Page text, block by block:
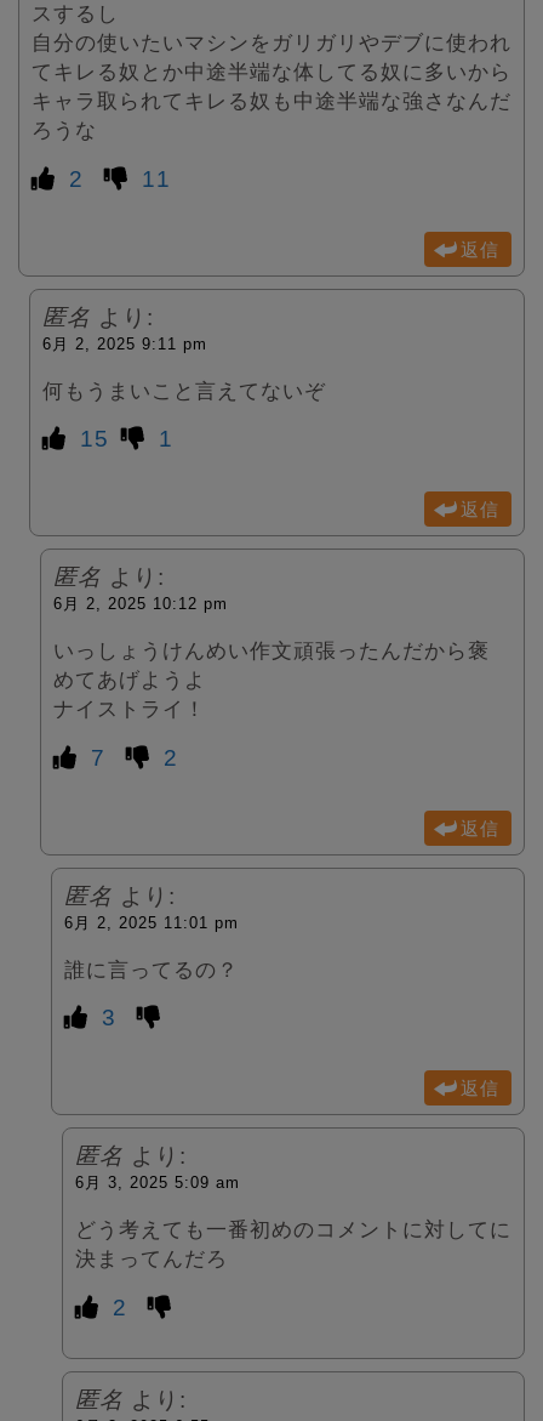
スするし
自分の使いたいマシンをガリガリやデブに使われ
てキレる奴とか中途半端な体してる奴に多いから
キャラ取られてキレる奴も中途半端な強さなんだ
ろうな
2 11
返信
匿名 より:
6月 2, 2025 9:11 pm
何もうまいこと言えてないぞ
15 1
返信
匿名 より:
6月 2, 2025 10:12 pm
いっしょうけんめい作文頑張ったんだから褒
めてあげようよ
ナイストライ！
7 2
返信
匿名 より:
6月 2, 2025 11:01 pm
誰に言ってるの？
3
返信
匿名 より:
6月 3, 2025 5:09 am
どう考えても一番初めのコメントに対してに
決まってんだろ
2
匿名 より: